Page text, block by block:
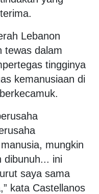
Lebanon
tewas dalam
tingginya
kemanusiaan di
mungkin
dibunuh... ini
saya sama
kata Castellanos